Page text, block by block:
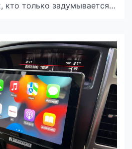
кто только задумывается о
который предлагает
и удобство
же стоит обратить
одноразовые сигареты elf
в этом вопросе